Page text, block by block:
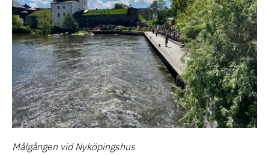
Målgången vid Nyköpingshus